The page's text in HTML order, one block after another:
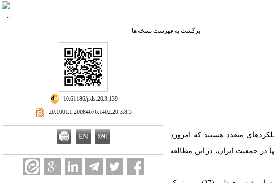
برگشت به فهرست نسخه ها
متعدد هستند که امروزه
در جمعیت ایران، در این مطالعه
‎ 10.61186/jrds.20.3.139
‎ 20.1001.1.20084676.1402.20.3.8.5